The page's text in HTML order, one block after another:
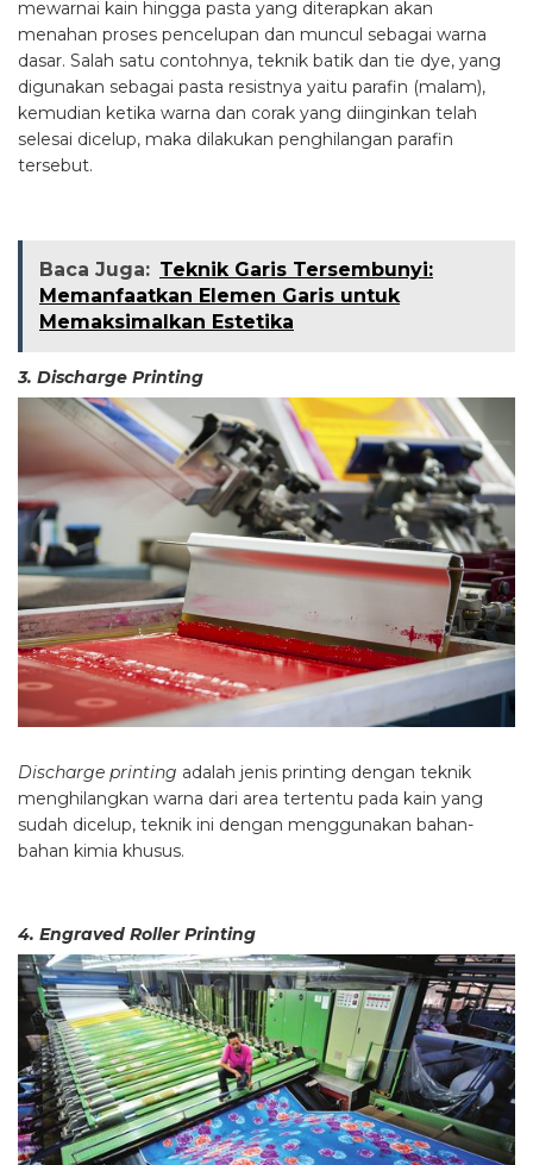
mewarnai kain hingga pasta yang diterapkan akan
menahan proses pencelupan dan muncul sebagai warna
dasar. Salah satu contohnya, teknik batik dan tie dye, yang
digunakan sebagai pasta resistnya yaitu parafin (malam),
kemudian ketika warna dan corak yang diinginkan telah
selesai dicelup, maka dilakukan penghilangan parafin
tersebut.
Baca Juga: Teknik Garis Tersembunyi:
Memanfaatkan Elemen Garis untuk
Memaksimalkan Estetika
3. Discharge Printing
Discharge printing adalah jenis printing dengan teknik
menghilangkan warna dari area tertentu pada kain yang
sudah dicelup, teknik ini dengan menggunakan bahan-
bahan kimia khusus.
4. Engraved Roller Printing